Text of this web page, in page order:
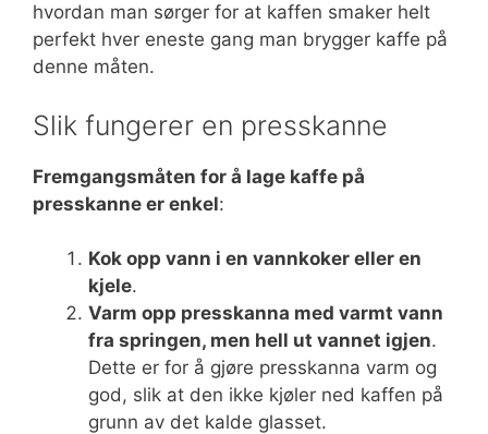
hvordan man sørger for at kaffen smaker helt
perfekt hver eneste gang man brygger kaffe på
denne måten.
Slik fungerer en presskanne
Fremgangsmåten for å lage kaffe på
presskanne er enkel:
Kok opp vann i en vannkoker eller en
kjele.
Varm opp presskanna med varmt vann
fra springen, men hell ut vannet igjen.
Dette er for å gjøre presskanna varm og
god, slik at den ikke kjøler ned kaffen på
grunn av det kalde glasset.